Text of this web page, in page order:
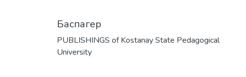
Баспагер
PUBLISHINGS of Kostanay State Pedagogical
University